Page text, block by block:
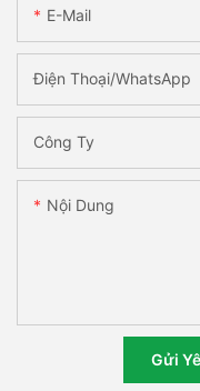
E-Mail
Điện Thoại/WhatsApp
Công Ty
Nội Dung
Gửi